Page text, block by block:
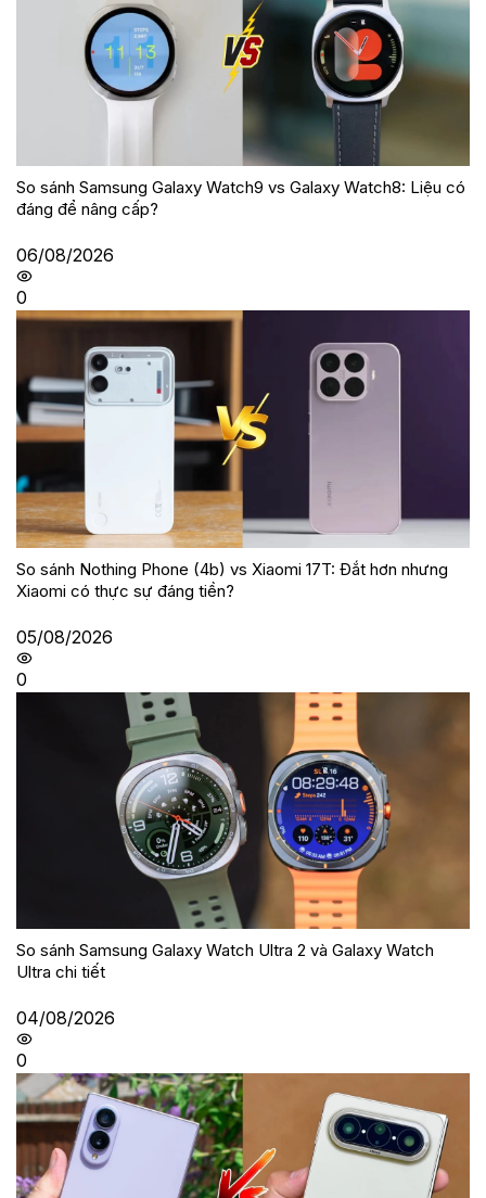
So sánh Samsung Galaxy Watch9 vs Galaxy Watch8: Liệu có
đáng để nâng cấp?
06/08/2026
0
So sánh Nothing Phone (4b) vs Xiaomi 17T: Đắt hơn nhưng
Xiaomi có thực sự đáng tiền?
05/08/2026
0
So sánh Samsung Galaxy Watch Ultra 2 và Galaxy Watch
Ultra chi tiết
04/08/2026
0